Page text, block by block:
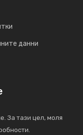
данни
За тази цел, моля